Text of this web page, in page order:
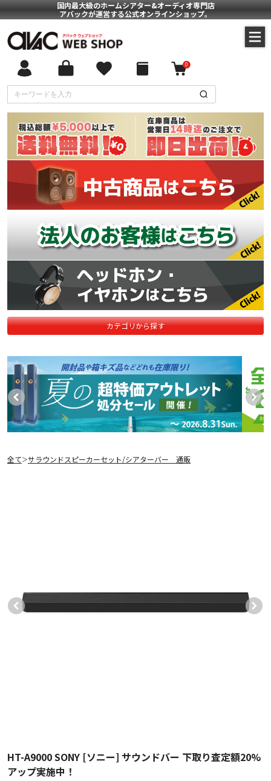
国内最大級のホームシアター&オーディオ専門店
アバックが運営する公式オンラインショップ。
0
カテゴリから探す
全て＞サラウンドスピーカーセット/シアターバー 通販
HT-A9000 SONY [ソニー] サウンドバー 下取り査定額20%
アップ実施中！